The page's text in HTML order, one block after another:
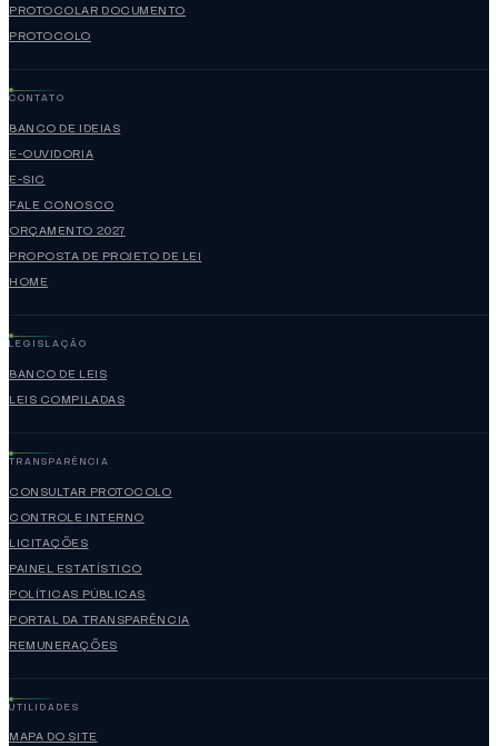
PROTOCOLAR DOCUMENTO
PROTOCOLO
CONTATO
BANCO DE IDEIAS
E-OUVIDORIA
E-SIC
FALE CONOSCO
ORÇAMENTO 2027
PROPOSTA DE PROJETO DE LEI
HOME
LEGISLAÇÃO
BANCO DE LEIS
LEIS COMPILADAS
TRANSPARÊNCIA
CONSULTAR PROTOCOLO
CONTROLE INTERNO
LICITAÇÕES
PAINEL ESTATÍSTICO
POLÍTICAS PÚBLICAS
PORTAL DA TRANSPARÊNCIA
REMUNERAÇÕES
UTILIDADES
MAPA DO SITE